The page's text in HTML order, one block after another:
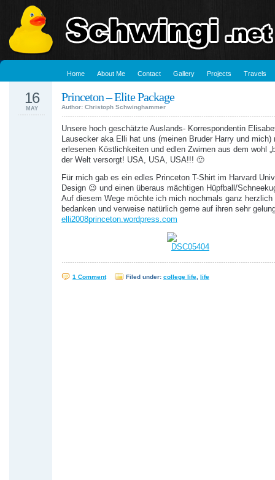
Home About Me Contact Gallery Projects Travels
Princeton – Elite Package
Author: Christoph Schwinghammer
16
MAY
Unsere hoch geschätzte Auslands- Korrespondentin
Lausecker aka Elli hat uns (meinen Bruder Harry und mich)
erlesenen Köstlichkeiten und edlen Zwirnen aus dem wohl
der Welt versorgt! USA, USA, USA!!! 🙂
Für mich gab es ein edles Princeton T-Shirt im Harvard
Design 😉 und einen überaus mächtigen Hüpfball/
Auf diesem Wege möchte ich mich nochmals ganz herzlich
bedanken und verweise natürlich gerne auf ihren sehr
elli2008princeton.wordpress.com
1 Comment Filed under: college life life